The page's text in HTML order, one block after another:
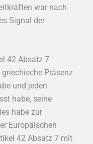
war nach
Signal der
42 Absatz 7
Präsenz
und jeden
habe, seine
habe zur
Europäischen
42 Absatz 7 mit